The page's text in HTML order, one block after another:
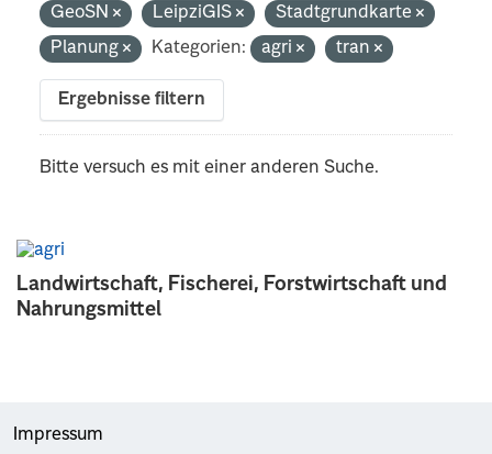
Landwirtschaft, Fischerei, Forstwirtschaft und
Nahrungsmittel
GeoSN
LeipziGIS
Stadtgrundkarte
Planung
Kategorien: agri tran
Ergebnisse filtern
Bitte versuch es mit einer anderen Suche.
Impressum